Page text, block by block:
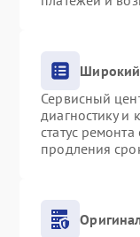
Широкий
Сервисный
диагностику и
статус
продления